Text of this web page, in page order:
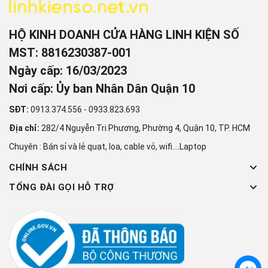
HỘ KINH DOANH CỬA HÀNG LINH KIỆN SỐ
MST: 8816230387-001
Ngày cấp: 16/03/2023
Nơi cấp: Ủy ban Nhân Dân Quận 10
SĐT: 0913.374.556 - 0933.823.693
Địa chỉ: 282/4 Nguyễn Tri Phương, Phường 4, Quận 10, TP. HCM
Chuyên : Bán sỉ và lẻ quạt, loa, cable vỏ, wifi....Laptop
CHÍNH SÁCH
TỔNG ĐÀI GỌI HỖ TRỢ